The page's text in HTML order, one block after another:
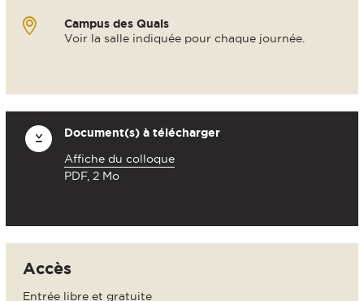
Campus des Quais
Voir la salle indiquée pour chaque journée.
Document(s) à télécharger
Affiche du colloque
PDF, 2 Mo
Accès
Entrée libre et gratuite